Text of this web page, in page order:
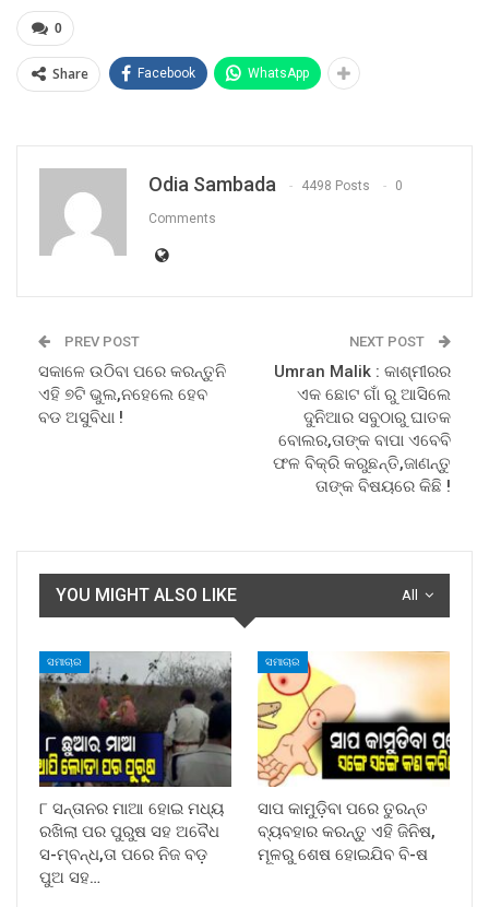
0
Share Facebook WhatsApp
Odia Sambada 4498 Posts 0
Comments
PREV POST
ସକାଳେ ଉଠିବା ପରେ କରନ୍ତୁନି
ଏହି ୭ଟି ଭୁଲ,ନହେଲେ ହେବ
ବଡ ଅସୁବିଧା !
NEXT POST
Umran Malik : କାଶ୍ମୀରର
ଏକ ଛୋଟ ଗାଁ ରୁ ଆସିଲେ
ଦୁନିଆର ସବୁଠାରୁ ଘାତକ
ବୋଲର,ତାଙ୍କ ବାପା ଏବେବି
ଫଳ ବିକ୍ରି କରୁଛନ୍ତି,ଜାଣନ୍ତୁ
ତାଙ୍କ ବିଷୟରେ କିଛି !
All
YOU MIGHT ALSO LIKE
ସମାଚାର
୮ ସନ୍ତାନର ମାଆ ହୋଇ ମଧ୍ୟ
ରଖିଲା ପର ପୁରୁଷ ସହ ଅବୈଧ
ସ-ମ୍ବନ୍ଧ,ତା ପରେ ନିଜ ବଡ଼
ପୁଅ ସହ…
ସମାଚାର
ସାପ କାମୁଡ଼ିବା ପରେ ତୁରନ୍ତ
ବ୍ୟବହାର କରନ୍ତୁ ଏହି ଜିନିଷ,
ମୂଳରୁ ଶେଷ ହୋଇଯିବ ବି-ଷ